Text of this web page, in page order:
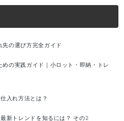
先の選び方完全ガイド
の実践ガイド｜小ロット・即納・トレ
入れ方法とは？
新トレンドを知るには？ その2